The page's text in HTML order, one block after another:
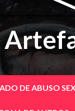
DE ABUSO